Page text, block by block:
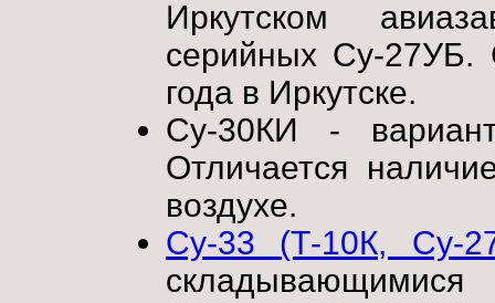
Иркутском
серийных Су-27УБ.
года в Иркутске.
Су-30КИ -
Отличается
воздухе.
Су-33 (Т-10К, Су-